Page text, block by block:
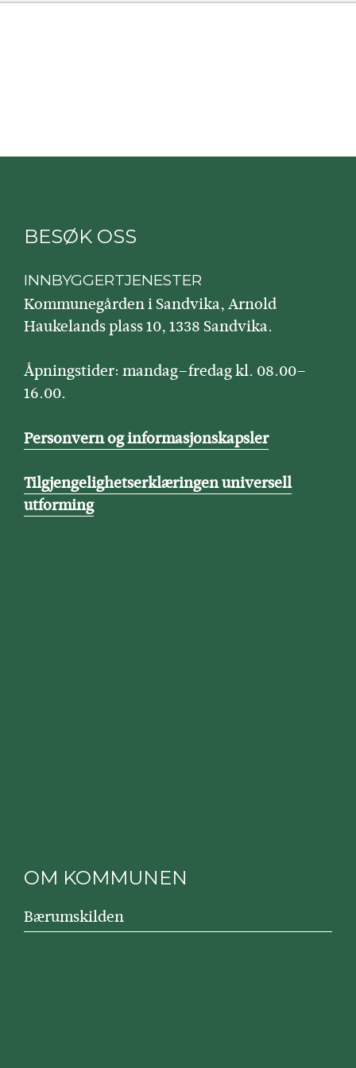
BESØK OSS
INNBYGGERTJENESTER
Kommunegården i Sandvika, Arnold
Haukelands plass 10, 1338 Sandvika.
Åpningstider: mandag–fredag kl. 08.00–
16.00.
Personvern og informasjonskapsler
Tilgjengelighetserklæringen universell
utforming
OM KOMMUNEN
Bærumskilden